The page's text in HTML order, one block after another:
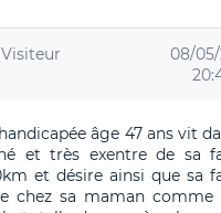
Visiteur
08/05/
âge 47 ans vit
et très exentre de sa
et désire ainsi que sa
chez sa maman comme